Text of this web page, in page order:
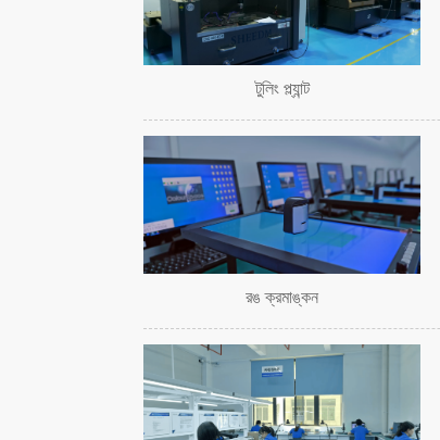
টুলিং প্ল্যান্ট
রঙ ক্রমাঙ্কন